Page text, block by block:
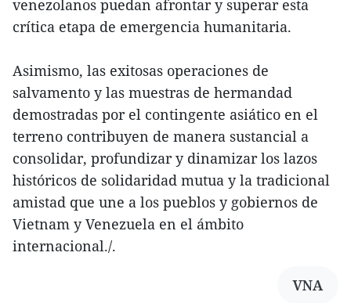
venezolanos puedan afrontar y superar esta
crítica etapa de emergencia humanitaria.
Asimismo, las exitosas operaciones de
salvamento y las muestras de hermandad
demostradas por el contingente asiático en el
terreno contribuyen de manera sustancial a
consolidar, profundizar y dinamizar los lazos
históricos de solidaridad mutua y la tradicional
amistad que une a los pueblos y gobiernos de
Vietnam y Venezuela en el ámbito
internacional./.
VNA